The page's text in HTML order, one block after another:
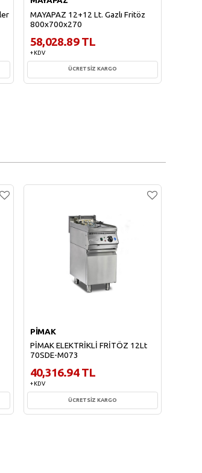
MAYAPAZ 12+12 Lt. Gazlı Fritöz
800x700x270
58,028.89 TL
+ KDV
ÜCRETSİZ KARGO
PİMAK
PİMAK ELEKTRİKLİ FRİTÖZ 12Lt
70SDE-M073
40,316.94 TL
+ KDV
ÜCRETSİZ KARGO